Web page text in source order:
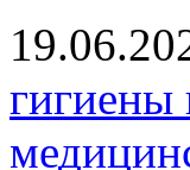
гигиены